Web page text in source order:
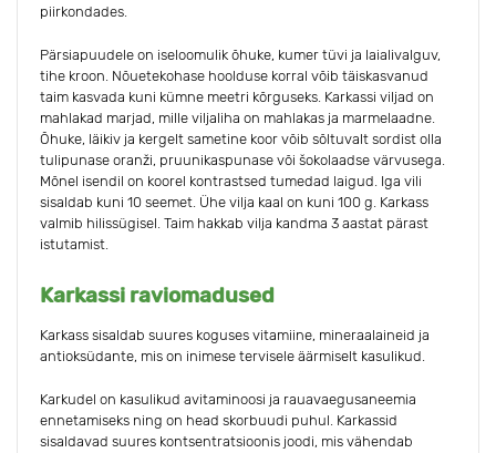
piirkondades.
Pärsiapuudele on iseloomulik õhuke, kumer tüvi ja laialivalguv,
tihe kroon. Nõuetekohase hoolduse korral võib täiskasvanud
taim kasvada kuni kümne meetri kõrguseks. Karkassi viljad on
mahlakad marjad, mille viljaliha on mahlakas ja marmelaadne.
Õhuke, läikiv ja kergelt sametine koor võib sõltuvalt sordist olla
tulipunase oranži, pruunikaspunase või šokolaadse värvusega.
Mõnel isendil on koorel kontrastsed tumedad laigud. Iga vili
sisaldab kuni 10 seemet. Ühe vilja kaal on kuni 100 g. Karkass
valmib hilissügisel. Taim hakkab vilja kandma 3 aastat pärast
istutamist.
Karkassi raviomadused
Karkass sisaldab suures koguses vitamiine, mineraalaineid ja
antioksüdante, mis on inimese tervisele äärmiselt kasulikud.
Karkudel on kasulikud avitaminoosi ja rauavaegusaneemia
ennetamiseks ning on head skorbuudi puhul. Karkassid
sisaldavad suures kontsentratsioonis joodi, mis vähendab